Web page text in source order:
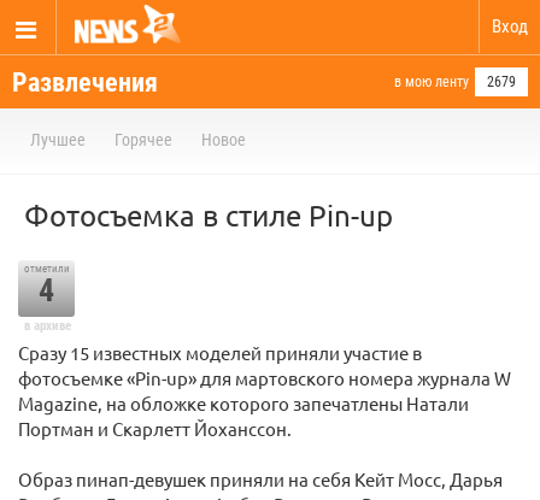
Вход
Развлечения в мою ленту 2679
Лучшее Горячее Новое
Фотосъемка в стиле Pin-up
отметили
4
в архиве
Сразу 15 известных моделей приняли участие в
фотосъемке «Pin-up» для мартовского номера журнала W
Magazine, на обложке которого запечатлены Натали
Портман и Скарлетт Йоханссон.
Образ пинап-девушек приняли на себя Кейт Мосс, Дарья